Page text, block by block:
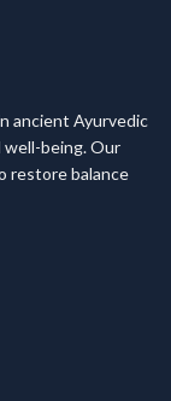
ancient Ayurvedic
being. Our
restore balance